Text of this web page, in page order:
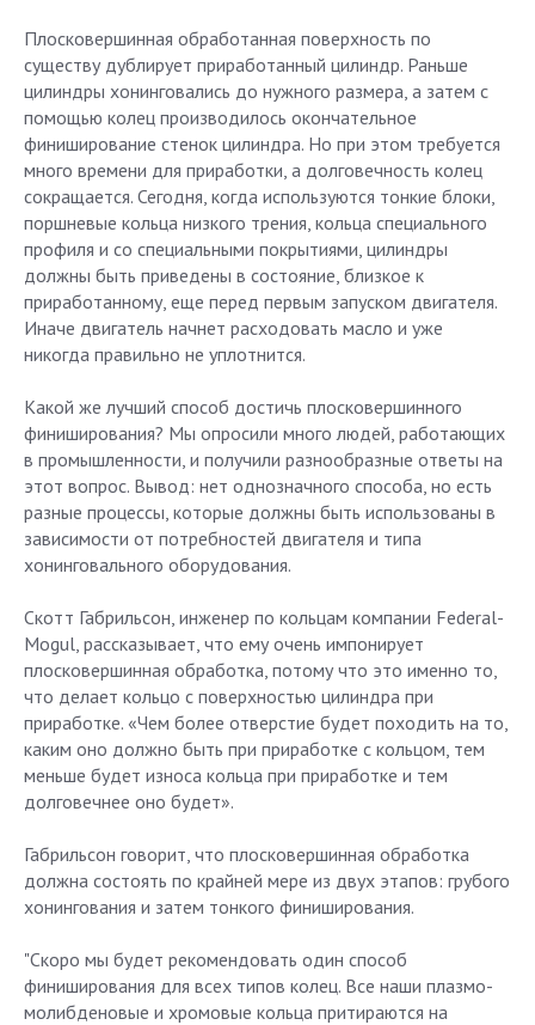
Плосковершинная обработанная поверхность по
существу дублирует приработанный цилиндр. Раньше
цилиндры хонинговались до нужного размера, а затем с
помощью колец производилось окончательное
финиширование стенок цилиндра. Но при этом требуется
много времени для приработки, а долговечность колец
сокращается. Сегодня, когда используются тонкие блоки,
поршневые кольца низкого трения, кольца специального
профиля и со специальными покрытиями, цилиндры
должны быть приведены в состояние, близкое к
приработанному, еще перед первым запуском двигателя.
Иначе двигатель начнет расходовать масло и уже
никогда правильно не уплотнится.
Какой же лучший способ достичь плосковершинного
финиширования? Мы опросили много людей, работающих
в промышленности, и получили разнообразные ответы на
этот вопрос. Вывод: нет однозначного способа, но есть
разные процессы, которые должны быть использованы в
зависимости от потребностей двигателя и типа
хонинговального оборудования.
Скотт Габрильсон, инженер по кольцам компании Federal-
Mogul, рассказывает, что ему очень импонирует
плосковершинная обработка, потому что это именно то,
что делает кольцо с поверхностью цилиндра при
приработке. «Чем более отверстие будет походить на то,
каким оно должно быть при приработке с кольцом, тем
меньше будет износа кольца при приработке и тем
долговечнее оно будет».
Габрильсон говорит, что плосковершинная обработка
должна состоять по крайней мере из двух этапов: грубого
хонингования и затем тонкого финиширования.
"Скоро мы будет рекомендовать один способ
финиширования для всех типов колец. Все наши плазмо-
молибденовые и хромовые кольца притираются на